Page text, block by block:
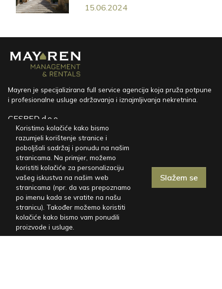
15.06.2024
Koristimo kolačiće kako bismo
razumjeli korištenje stranice i
poboljšali sadržaj i ponudu na našim
stranicama. Na primjer, možemo
koristiti kolačiće za personalizaciju
vašeg iskustva na našim web
stranicama (npr. da vas prepoznamo
po imenu kada se vratite na našu
stranicu). Također možemo koristiti
kolačiće kako bismo vam ponudili
proizvode i usluge.
Slažem se
Mayren je specijalizirana full service agencija koja pruža potpune
i profesionalne usluge održavanja i iznajmljivanja nekretnina.
CESPED d.o.o.
Marinići 170, HR-51216 Viškovo
miren@mayren.hr
+385 91 767 5098
Kuće za odmor
Vile u Istri
Vile na Kvarneru